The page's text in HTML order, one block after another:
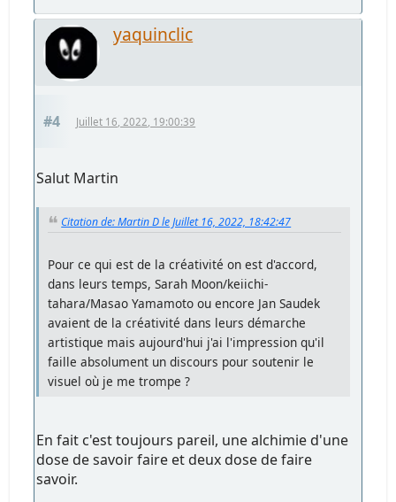
yaquinclic
#4 Juillet 16, 2022, 19:00:39
Salut Martin
Citation de: Martin D le Juillet 16, 2022, 18:42:47
Pour ce qui est de la créativité on est d'accord,
dans leurs temps, Sarah Moon/keiichi-
tahara/Masao Yamamoto ou encore Jan Saudek
avaient de la créativité dans leurs démarche
artistique mais aujourd'hui j'ai l'impression qu'il
faille absolument un discours pour soutenir le
visuel où je me trompe ?
En fait c'est toujours pareil, une alchimie d'une
dose de savoir faire et deux dose de faire
savoir.